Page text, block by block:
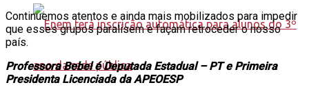
Continuemos atentos e ainda mais mobilizados para impedir
que esses grupos paralisem e façam retroceder o nosso
país.
Professora Bebel é Deputada Estadual – PT e Primeira
Presidenta Licenciada da APEOESP